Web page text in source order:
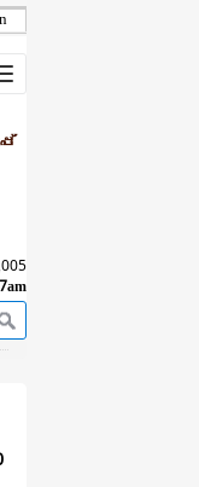
Toggle
navigation